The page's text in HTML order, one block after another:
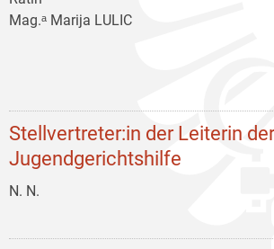
Mag.ᵃ Marija LULIC
Stellvertreter:in der Leiterin
Jugendgerichtshilfe
N. N.